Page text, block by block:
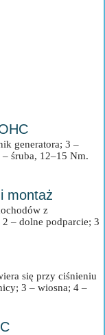
generatora; 3 –
śruba, 12–15 Nm.
montaż
z
– dolne podparcie; 3
się przy ciśnieniu
3 – wiosna; 4 –